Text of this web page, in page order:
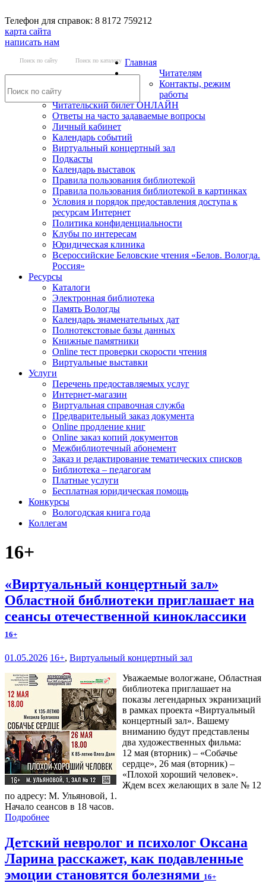
Телефон для справок: 8 8172 759212
карта сайта
написать нам
Поиск по сайту Поиск по каталогу Главная
Читателям
Контакты, режим
работы
Читательский билет ОНЛАЙН
Ответы на часто задаваемые вопросы
Личный кабинет
Календарь событий
Виртуальный концертный зал
Подкасты
Календарь выставок
Правила пользования библиотекой
Правила пользования библиотекой в картинках
Условия и порядок предоставления доступа к
ресурсам Интернет
Политика конфиденциальности
Клубы по интересам
Юридическая клиника
Всероссийские Беловские чтения «Белов. Вологда.
Россия»
Ресурсы
Каталоги
Электронная библиотека
Память Вологды
Календарь знаменательных дат
Полнотекстовые базы данных
Книжные памятники
Online тест проверки скорости чтения
Виртуальные выставки
Услуги
Перечень предоставляемых услуг
Интернет-магазин
Виртуальная справочная служба
Предварительный заказ документа
Online продление книг
Online заказ копий документов
Межбиблиотечный абонемент
Заказ и редактирование тематических списков
Библиотека – педагогам
Платные услуги
Бесплатная юридическая помощь
Конкурсы
Вологодская книга года
Коллегам
16+
«Виртуальный концертный зал»
Областной библиотеки приглашает на
сеансы отечественной киноклассики
16+
01.05.2026 16+, Виртуальный концертный зал
Уважаемые вологжане, Областная
библиотека приглашает на
показы легендарных экранизаций
в рамках проекта «Виртуальный
концертный зал». Вашему
вниманию будут представлены
два художественных фильма:
12 мая (вторник) – «Собачье
сердце», 26 мая (вторник) –
«Плохой хороший человек».
Ждем всех желающих в зале № 12
по адресу: М. Ульяновой, 1.
Начало сеансов в 18 часов.
Подробнее
Детский невролог и психолог Оксана
Ларина расскажет, как подавленные
эмоции становятся болезнями 16+